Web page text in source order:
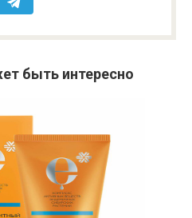
быть интересно